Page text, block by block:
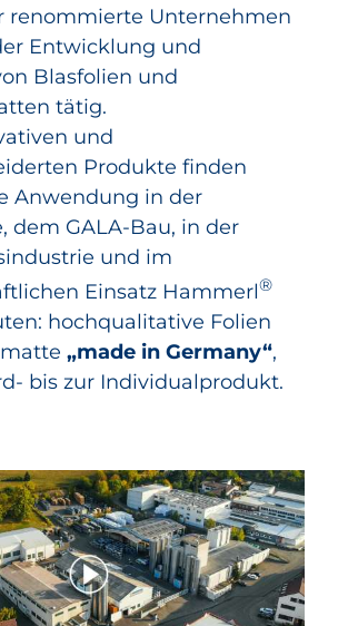
renommierte Unternehmen
Entwicklung und
Blasfolien und
tätig.
und
Produkte finden
Anwendung in der
dem GALA-Bau, in der
und im
Einsatz Hammerl®
hochqualitative Folien
„made in Germany“,
bis zur Individualprodukt.